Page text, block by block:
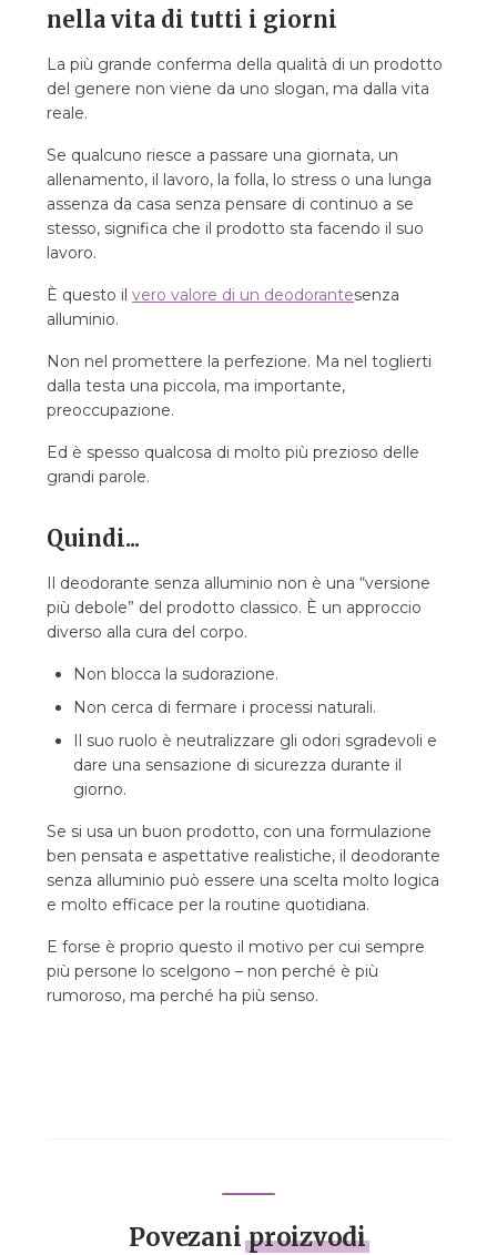
nella vita di tutti i giorni
La più grande conferma della qualità di un prodotto
del genere non viene da uno slogan, ma dalla vita
reale.
Se qualcuno riesce a passare una giornata, un
allenamento, il lavoro, la folla, lo stress o una lunga
assenza da casa senza pensare di continuo a se
stesso, significa che il prodotto sta facendo il suo
lavoro.
È questo il vero valore di un deodorantesenza
alluminio.
Non nel promettere la perfezione. Ma nel toglierti
dalla testa una piccola, ma importante,
preoccupazione.
Ed è spesso qualcosa di molto più prezioso delle
grandi parole.
Quindi...
Il deodorante senza alluminio non è una “versione
più debole” del prodotto classico. È un approccio
diverso alla cura del corpo.
Non blocca la sudorazione.
Non cerca di fermare i processi naturali.
Il suo ruolo è neutralizzare gli odori sgradevoli e
dare una sensazione di sicurezza durante il
giorno.
Se si usa un buon prodotto, con una formulazione
ben pensata e aspettative realistiche, il deodorante
senza alluminio può essere una scelta molto logica
e molto efficace per la routine quotidiana.
E forse è proprio questo il motivo per cui sempre
più persone lo scelgono – non perché è più
rumoroso, ma perché ha più senso.
Povezaniproizvodi